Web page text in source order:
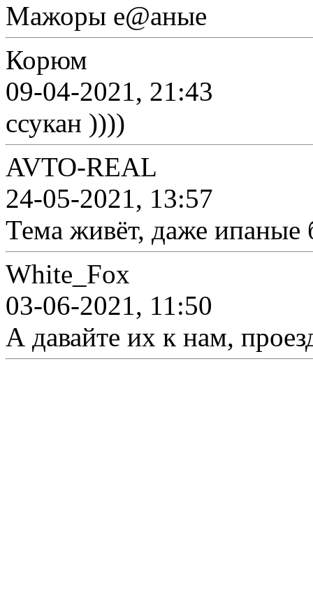
Мажоры е@аные
Корюм
09-04-2021, 21:43
ссукан ))))
AVTO-REAL
24-05-2021, 13:57
Тема живёт, даже ипаные
White_Fox
03-06-2021, 11:50
А давайте их к нам,